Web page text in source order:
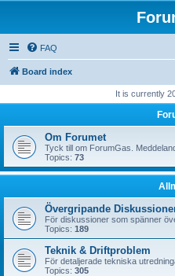
FAQ
Board index
It is currently
Om Forumet
Tyck till om ForumGas.
Topics: 73
Övergripande
För diskussioner som spänner
Topics: 189
Teknik & Driftproblem
För detaljerade tekniska
Topics: 305